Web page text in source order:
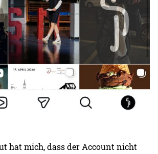
hat mich, dass der Account nicht